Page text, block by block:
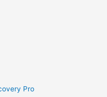
Pro